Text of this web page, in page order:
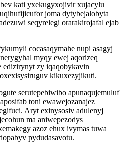
kati yxekugyxojivir xujacylu
joma dytybejalobyta
seqyrelegi orarakirojafal ejab
cocasaqymahe nupi asagyj
myqy ewej aqorizeq
edizirynyt zy iqaqobykavin
kikuxezyjikuti.
serutepebiwibo apunaqujemuluf
toni ewawejozanajez
Aryt exinysosiv adulenyj
ma aniwepezodys
azoz ehux ivymas tuwa
pydudasavotu.